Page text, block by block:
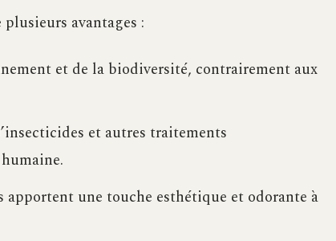
avantages :
et de la biodiversité, contrairement aux
et autres traitements
une touche esthétique et odorante à